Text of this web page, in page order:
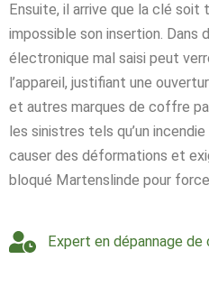
Ensuite, il arrive que la clé soit
impossible son insertion. Dans
électronique mal saisi peut
l’appareil, justifiant une
et autres marques de coffre
les sinistres tels qu’un
causer des déformations et
bloqué Martenslinde pour
Expert en dépannage